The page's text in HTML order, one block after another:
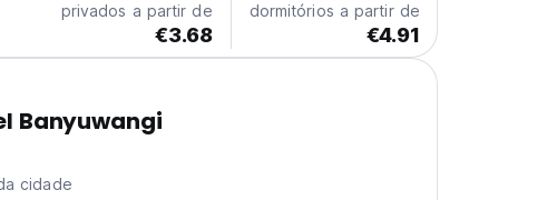
privados a partir de
€3.68
dormitórios a partir de
€4.91
Banyuwangi
cidade